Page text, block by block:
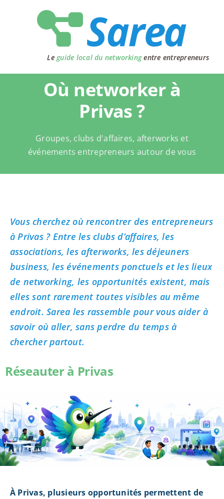
Le guide local du networkingentre entrepreneurs
Où networker à
Privas ?
Groupes, clubs d'affaires, afterworks et
événements entrepreneurs autour de vous
Vous cherchez où rencontrer des entrepreneurs
à Privas ? Entre les clubs d’affaires, les
associations, les afterworks, les déjeuners
business, les événements ponctuels et les lieux
de networking, les opportunités existent, mais
elles sont rarement toutes visibles au même
endroit. Sarea les rassemble pour vous aider à
savoir où aller, sans perdre du temps à
chercher partout.
Réseauter à Privas
À Privas, plusieurs opportunités permettent de